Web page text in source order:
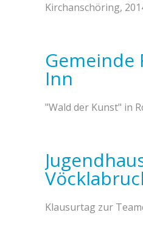
Kirchanschöring,
Gemeinde
Inn
"Wald der Kunst" in
Klausurtag zur